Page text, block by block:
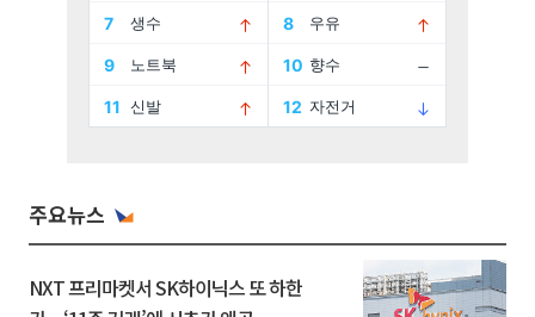
주요뉴스
NXT 프리마켓서 SK하이닉스 또 하한